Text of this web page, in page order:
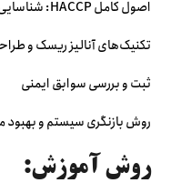
اصول کامل HACCP: شناسایی خطر، CCPها، حدود بحرانی
تکنیک‌های آنالیز ریسک و
ثبت و بررسی سوابق ایمنی
روش بازنگری سیستم و بهبود
روش آموزش: